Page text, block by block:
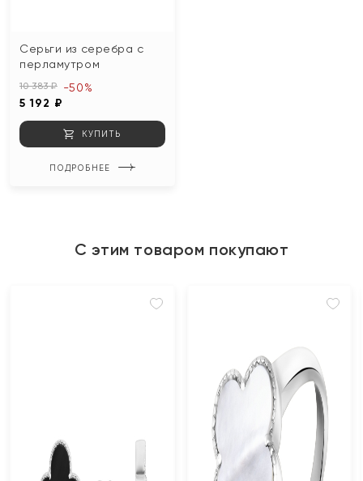
Серьги из серебра с
перламутром
10 383 ₽
5 192 ₽
-50%
КУПИТЬ
ПОДРОБНЕЕ
С этим товаром покупают